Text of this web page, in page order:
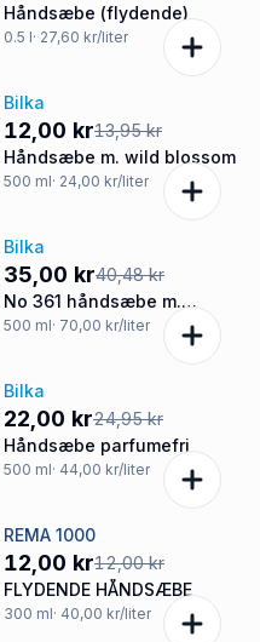
Håndsæbe (flydende)
0.5 l· 27,60 kr/liter
-14%
Bilka
12,00 kr13,95 kr
Håndsæbe m. wild blossom
500 ml· 24,00 kr/liter
-14%
Bilka
35,00 kr40,48 kr
No 361 håndsæbe m.
verbena og bomuld
500 ml· 70,00 kr/liter
-12%
Bilka
22,00 kr24,95 kr
Håndsæbe parfumefri
500 ml· 44,00 kr/liter
Tilbud
REMA 1000
12,00 kr12,00 kr
FLYDENDE HÅNDSÆBE
300 ml· 40,00 kr/liter